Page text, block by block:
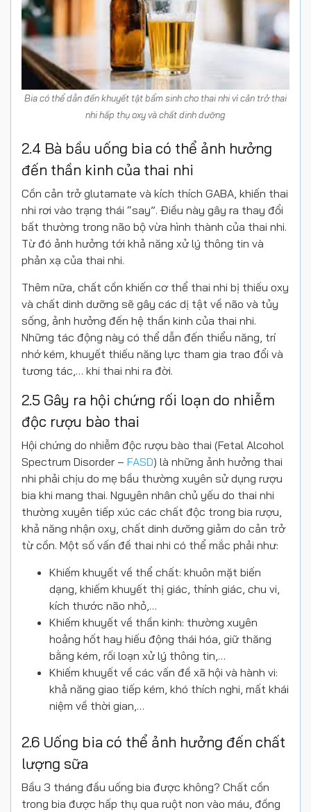
Bia có thể dẫn đến khuyết tật bẩm sinh cho thai nhi vì cản trở thai
nhi hấp thụ oxy và chất dinh dưỡng
2.4 Bà bầu uống bia có thể ảnh hưởng
đến thần kinh của thai nhi
Cồn cản trở glutamate và kích thích GABA, khiến thai
nhi rơi vào trạng thái “say”. Điều này gây ra thay đổi
bất thường trong não bộ vừa hình thành của thai nhi.
Từ đó ảnh hưởng tới khả năng xử lý thông tin và
phản xạ của thai nhi.
Thêm nữa, chất cồn khiến cơ thể thai nhi bị thiếu oxy
và chất dinh dưỡng sẽ gây các dị tật về não và tủy
sống, ảnh hưởng đến hệ thần kinh của thai nhi.
Những tác động này có thể dẫn đến thiểu năng, trí
nhớ kém, khuyết thiếu năng lực tham gia trao đổi và
tương tác,… khi thai nhi ra đời.
2.5 Gây ra hội chứng rối loạn do nhiễm
độc rượu bào thai
Hội chứng do nhiễm độc rượu bào thai (Fetal Alcohol
Spectrum Disorder – FASD) là những ảnh hưởng thai
nhi phải chịu do mẹ bầu thường xuyên sử dụng rượu
bia khi mang thai. Nguyên nhân chủ yếu do thai nhi
thường xuyên tiếp xúc các chất độc trong bia rượu,
khả năng nhận oxy, chất dinh dưỡng giảm do cản trở
từ cồn. Một số vấn đề thai nhi có thể mắc phải như:
Khiếm khuyết về thể chất: khuôn mặt biến
dạng, khiếm khuyết thị giác, thính giác, chu vi,
kích thước não nhỏ,…
Khiếm khuyết về thần kinh: thường xuyên
hoảng hốt hay hiếu động thái hóa, giữ thăng
bằng kém, rối loạn xử lý thông tin,…
Khiếm khuyết về các vấn đề xã hội và hành vi:
khả năng giao tiếp kém, khó thích nghi, mất khái
niệm về thời gian,…
2.6 Uống bia có thể ảnh hưởng đến chất
lượng sữa
Bầu 3 tháng đầu uống bia được không? Chất cồn
trong bia được hấp thụ qua ruột non vào máu, đồng